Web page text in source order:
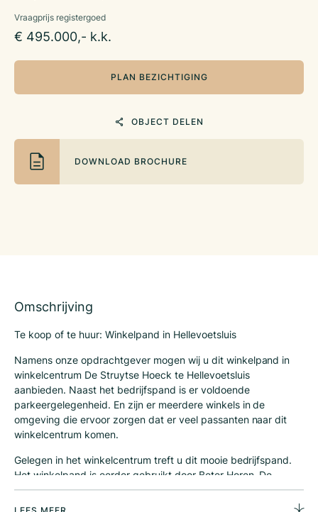
Vraagprijs registergoed
€ 495.000,- k.k.
PLAN BEZICHTIGING
OBJECT DELEN
DOWNLOAD BROCHURE
Omschrijving
Te koop of te huur: Winkelpand in Hellevoetsluis
Namens onze opdrachtgever mogen wij u dit winkelpand in
winkelcentrum De Struytse Hoeck te Hellevoetsluis
aanbieden. Naast het bedrijfspand is er voldoende
parkeergelegenheid. En zijn er meerdere winkels in de
omgeving die ervoor zorgen dat er veel passanten naar dit
winkelcentrum komen.
Gelegen in het winkelcentrum treft u dit mooie bedrijfspand.
Het winkelpand is eerder gebruikt door Beter Horen. De
locatie heeft verschillende kamers om klanten persoonlijk te
helpen. Beter Horen wordt niet meer op deze locatie